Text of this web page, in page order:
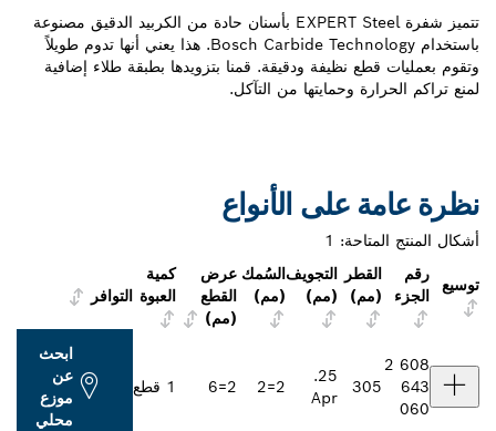
تتميز شفرة EXPERT Steel بأسنان حادة من الكربيد الدقيق مصنوعة
باستخدام Bosch Carbide Technology. هذا يعني أنها تدوم طويلاً
وتقوم بعمليات قطع نظيفة ودقيقة. قمنا بتزويدها بطبقة طلاء إضافية
لمنع تراكم الحرارة وحمايتها من التآكل.
نظرة عامة على الأنواع
أشكال المنتج المتاحة: 1
توسيع
رقم
الجزء
القطر
(مم)
التجويف
(مم)
السُمك
(مم)
عرض
القطع
(مم)
كمية
العبوة التوافر
2 608
643
060
305
25.
Apr
2=2
2=6 1 قطع
ابحث
عن
موزع
محلي